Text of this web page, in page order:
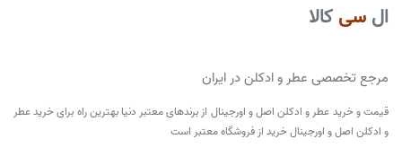
ال سی کالا
مرجع تخصصی عطر و ادکلن در ایران
قیمت و خرید عطر و ادکلن اصل و اورجینال از برندهای معتبر دنیا بهترین راه برای خرید عطر
و ادکلن اصل و اورجینال خرید از فروشگاه معتبر است